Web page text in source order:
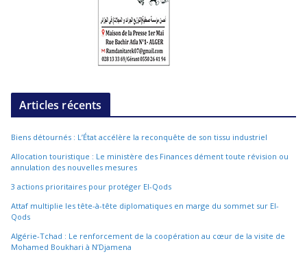
Articles récents
Biens détournés : L’État accélère la reconquête de son tissu industriel
Allocation touristique : Le ministère des Finances dément toute révision ou
annulation des nouvelles mesures
3 actions prioritaires pour protéger El-Qods
Attaf multiplie les tête-à-tête diplomatiques en marge du sommet sur El-
Qods
Algérie-Tchad : Le renforcement de la coopération au cœur de la visite de
Mohamed Boukhari à N’Djamena